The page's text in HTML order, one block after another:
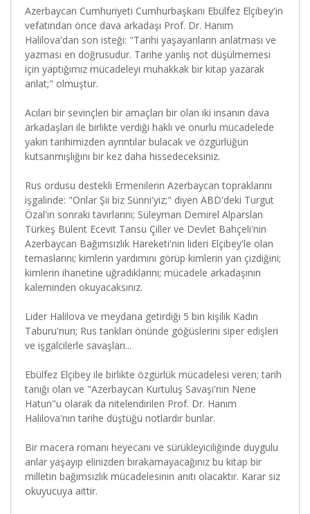
Azerbaycan Cumhuriyeti Cumhurbaşkanı Ebülfez Elçibey'in
vefatından önce dava arkadaşı Prof. Dr. Hanım
Halilova'dan son isteği: "Tarihi yaşayanların anlatması ve
yazması en doğrusudur. Tarihe yanlış not düşülmemesi
için yaptığımız mücadeleyi muhakkak bir kitap yazarak
anlat;" olmuştur.
Acıları bir sevinçleri bir amaçları bir olan iki insanın dava
arkadaşları ile birlikte verdiği haklı ve onurlu mücadelede
yakın tarihimizden ayrıntılar bulacak ve özgürlüğün
kutsanmışlığını bir kez daha hissedeceksiniz.
Rus ordusu destekli Ermenilerin Azerbaycan topraklarını
işgalinde: "Onlar Şii biz Sünni'yiz;" diyen ABD'deki Turgut
Özal'ın sonraki tavırlarını; Süleyman Demirel Alparslan
Türkeş Bülent Ecevit Tansu Çiller ve Devlet Bahçeli'nin
Azerbaycan Bağımsızlık Hareketi'nin lideri Elçibey'le olan
temaslarını; kimlerin yardımını görüp kimlerin yan çizdiğini;
kimlerin ihanetine uğradıklarını; mücadele arkadaşının
kaleminden okuyacaksınız.
Lider Halilova ve meydana getirdiği 5 bin kişilik Kadın
Taburu'nun; Rus tankları önünde göğüslerini siper edişleri
ve işgalcilerle savaşları...
Ebülfez Elçibey ile birlikte özgürlük mücadelesi veren; tarih
tanığı olan ve "Azerbaycan Kurtuluş Savaşı'nın Nene
Hatun"u olarak da nitelendirilen Prof. Dr. Hanım
Halilova'nın tarihe düştüğü notlardır bunlar.
Bir macera romanı heyecanı ve sürükleyiciliğinde duygulu
anlar yaşayıp elinizden bırakamayacağınız bu kitap bir
milletin bağımsızlık mücadelesinin anıtı olacaktır. Karar siz
okuyucuya aittir.